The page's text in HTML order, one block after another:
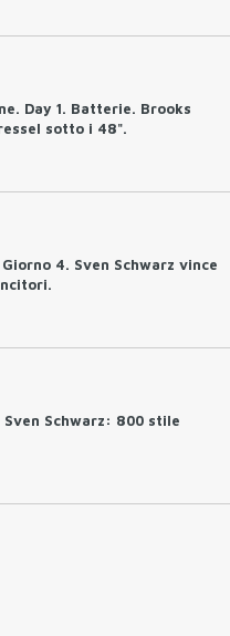
Day 1. Batterie. Brooks
sotto i 48".
4. Sven Schwarz vince
Schwarz: 800 stile